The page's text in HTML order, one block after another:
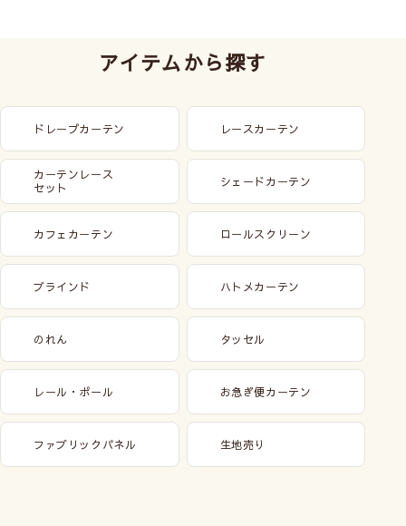
アイテムから探す
ドレープカーテン レースカーテン
カーテンレース
セット
シェードカーテン
カフェカーテン ロールスクリーン
ブラインド ハトメカーテン
のれん タッセル
レール・ポール お急ぎ便カーテン
ファブリックパネル 生地売り